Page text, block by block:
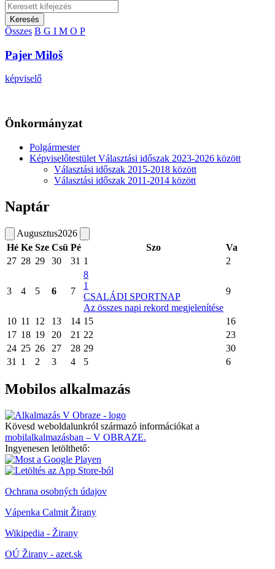
Keresés
Összes B G I M O P
Pajer Miloš
képviselő
Önkormányzat
Polgármester
Képviselőtestület Választási időszak 2023-2026 között
Választási időszak 2015-2018 között
Választási időszak 2011-2014 között
Naptár
Augusztus2026
Hé Ke Sze Csü Pé Szo
Va
27 28 29 30 31 1 2
3 4 5 6 7
8
1
CSALÁDI SPORTNAP
Az összes napi rekord megjelenítése
9
10 11 12 13 14 15
16
17 18 19 20 21 22
23
24 25 26 27 28 29
30
31
1 2 3 4 5 6
Mobilos alkalmazás
Kövesd weboldalunkról származó információkat a
mobilalkalmazásban – V OBRAZE.
Ingyenesen letölthető:
Ochrana osobných údajov
Vápenka Calmit Žirany
Wikipedia - Žirany
OÚ Žirany - azet.sk